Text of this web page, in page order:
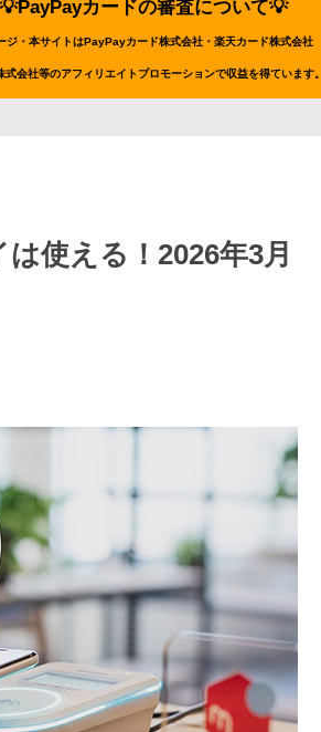
💡PayPayカードの審査について💡
ジ・本サイトはPayPayカード株式会社・楽天カード株式会社
式会社等のアフィリエイトプロモーションで収益を得ています。
使える！2026年3月